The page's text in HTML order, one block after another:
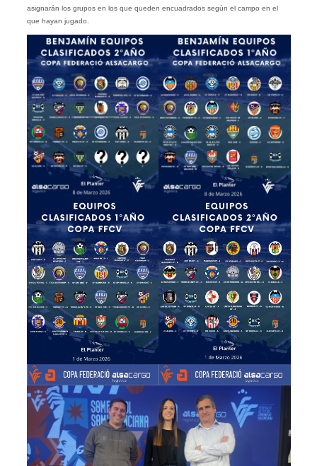
asignarán los grupos en los que queden encuadrados según el campo en el
que hayan jugado.